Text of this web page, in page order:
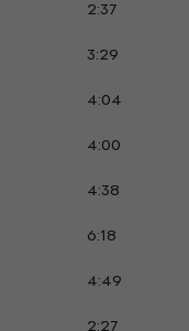
2:37
3:29
4:04
4:00
4:38
6:18
4:49